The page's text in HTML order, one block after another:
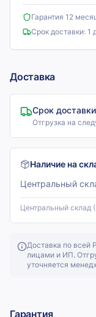
Гарантия 12
Срок доставки: 1
Доставка
Срок
Отгрузка на
Наличие на
Центральный
Центральный
Доставка по всей
лицами и ИП.
уточняется
Гарантия